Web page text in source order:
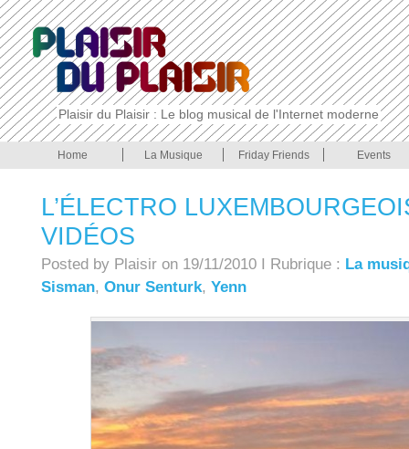
Plaisir du Plaisir : Le blog musical de l'Internet moderne
Home La Musique Friday Friends Events
L’ÉLECTRO
VIDÉOS
Posted by Plaisir on 19/11/2010 I Rubrique : La
Sisman, Onur Senturk, Yenn